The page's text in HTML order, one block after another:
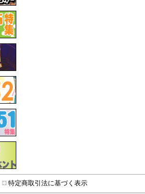
特定商取引法に基づく表示